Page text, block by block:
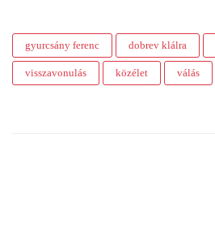
gyurcsány ferenc dobrev klálra
visszavonulás közélet válás